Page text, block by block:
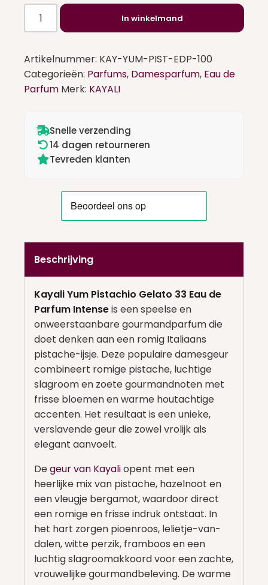
Pistachio
33
Eau
de
aantal
In winkelmand
Artikelnummer: KAY-YUM-PIST-EDP-100
Categorieën: Parfums, Damesparfum, Eau de
Parfum Merk: KAYALI
Snelle verzending
14 dagen retourneren
Tevreden klanten
Beschrijving
Kayali Yum Pistachio Gelato 33 Eau de
Parfum Intenseis een speelse en
onweerstaanbare gourmandparfum die
doet denken aan een romig Italiaans
pistache-ijsje. Deze populaire damesgeur
combineert romige pistache, luchtige
slagroom en zoete gourmandnoten met
frisse bloemen en warme houtachtige
accenten. Het resultaat is een unieke,
verslavende geur die zowel vrolijk als
elegant aanvoelt.
Degeur van Kayaliopent met een
heerlijke mix van pistache, hazelnoot en
een vleugje bergamot, waardoor direct
een romige en frisse indruk ontstaat. In
het hart zorgen pioenroos, lelietje-van-
dalen, witte perzik, framboos en een
luchtig slagroomakkoord voor een zachte,
vrouwelijke gourmandbeleving. De warme